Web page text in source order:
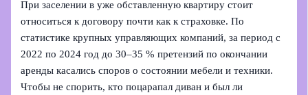
При заселении в уже обставленную квартиру стоит
относиться к договору почти как к страховке. По
статистике крупных управляющих компаний, за период с
2022 по 2024 год до 30–35 % претензий по окончании
аренды касались споров о состоянии мебели и техники.
Чтобы не спорить, кто поцарапал диван и был ли